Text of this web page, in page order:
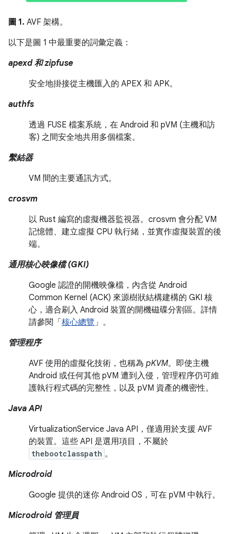
圖 1. AVF 架構。
以下是圖 1 中最重要的詞彙定義：
apexd 和 zipfuse
安全地掛接從主機匯入的 APEX 和 APK。
authfs
透過 FUSE 檔案系統，在 Android 和 pVM (主機和訪
客) 之間安全地共用多個檔案。
繫結器
VM 間的主要通訊方式。
crosvm
以 Rust 編寫的虛擬機器監視器。crosvm 會分配 VM
記憶體、建立虛擬 CPU 執行緒，並實作虛擬裝置的後
端。
通用核心映像檔 (GKI)
Google 認證的開機映像檔，內含從 Android
Common Kernel (ACK) 來源樹狀結構建構的 GKI 核
心，適合刷入 Android 裝置的開機磁碟分割區。詳情
請參閱「 核心總覽」。
管理程序
AVF 使用的虛擬化技術，也稱為 pKVM。即使主機
Android 或任何其他 pVM 遭到入侵，管理程序仍可維
護執行程式碼的完整性，以及 pVM 資產的機密性。
Java API
VirtualizationService Java API，僅適用於支援 AVF
的裝置。這些 API 是選用項目，不屬於
thebootclasspath 。
Microdroid
Google 提供的迷你 Android OS，可在 pVM 中執行。
Microdroid 管理員